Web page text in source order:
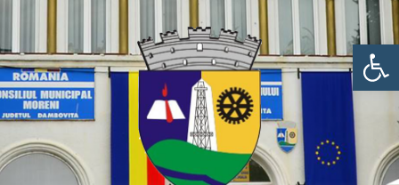
Deschide bara de unelte
sidebar
sidebar